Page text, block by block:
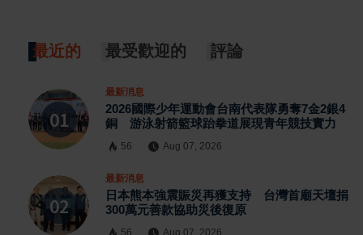
最近的 最受歡迎的 評論
最新消息
2026國際少年運動會台南代表隊勇奪7金2銀4
銅 游泳射箭籃球跆拳道展現青年競技實力
56 Aug 07, 2026
最新消息
日本熊本強震賑災再獲支持 台灣首廟天壇捐
300萬元善款協助災後復原